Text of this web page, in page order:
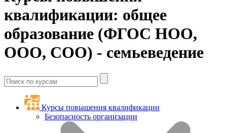
квалификации: общее
образование (ФГОС НОО,
ООО, СОО) - семьеведение
Курсы повышения квалификации
Безопасность организации